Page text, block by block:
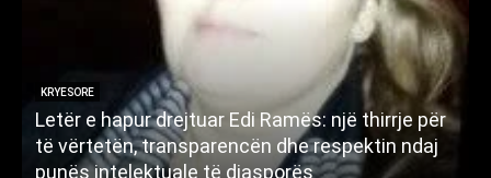
KRYESORE
Letër e hapur drejtuar Edi Ramës: një thirrje për
të vërtetën, transparencën dhe respektin ndaj
punës intelektuale të diasporës